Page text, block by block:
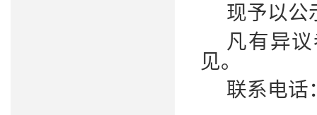
现予以公
凡有异
见。
联系电话